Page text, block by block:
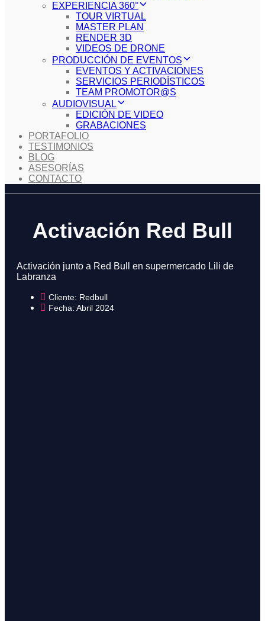
EXPERIENCIA 360°
TOUR VIRTUAL
MASTER PLAN
RENDER 3D
VIDEOS DE DRONE
PRODUCCIÓN DE EVENTOS
EVENTOS Y ACTIVACIONES
SERVICIOS PERIODÍSTICOS
TEAM PROMOTOR@S
AUDIOVISUAL
EDICIÓN DE VIDEO
GRABACIONES
PORTAFOLIO
TESTIMONIOS
BLOG
ASESORÍAS
CONTACTO
Activación Red Bull
Activación junto a Red Bull en supermercado Lili de
Labranza
Cliente: Redbull
Fecha: Abril 2024